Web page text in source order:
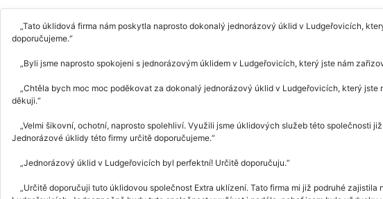
Tato úklidová firma nám poskytla naprosto dokonalý jednorázový úklid v Ludgeřovicích,
doporučujeme.
Byli jsme naprosto spokojeni s jednorázovým úklidem v Ludgeřovicích, který jste nám
Chtěla bych moc moc poděkovat za dokonalý jednorázový úklid v Ludgeřovicích, který jste
děkuji.
Velmi šikovní, ochotní, naprosto spolehliví. Využili jsme úklidových služeb této společnosti
Jednorázové úklidy této firmy určitě doporučujeme.
Jednorázový úklid v Ludgeřovicích byl perfektní! Určitě doporučuju.
Určitě doporučuji tuto úklidovou společnost Extra uklízení. Tato firma mi již podruhé